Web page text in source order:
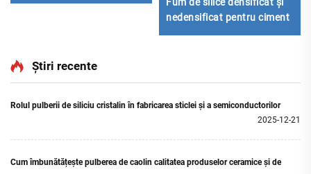
Negru
Fum de silice densificat și
nedensificat pentru ciment
Știri recente
Rolul pulberii de siliciu cristalin în fabricarea sticlei și a semiconductorilor
2025-12-21
Cum îmbunătățește pulberea de caolin calitatea produselor ceramice și de